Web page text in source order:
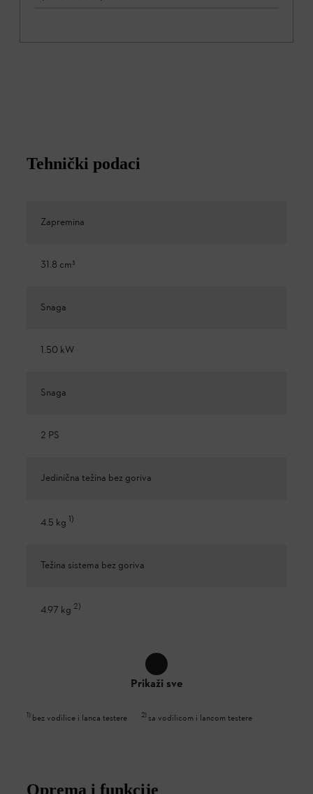
Tehnički podaci
Zapremina
31.8 cm³
Snaga
1.50 kW
Snaga
2 PS
Jedinična težina bez goriva
4.5 kg 1)
Težina sistema bez goriva
4.97 kg 2)
Prikaži sve
1) bez vodilice i lanca testere 2) sa vodilicom i lancom testere
Oprema i funkcije